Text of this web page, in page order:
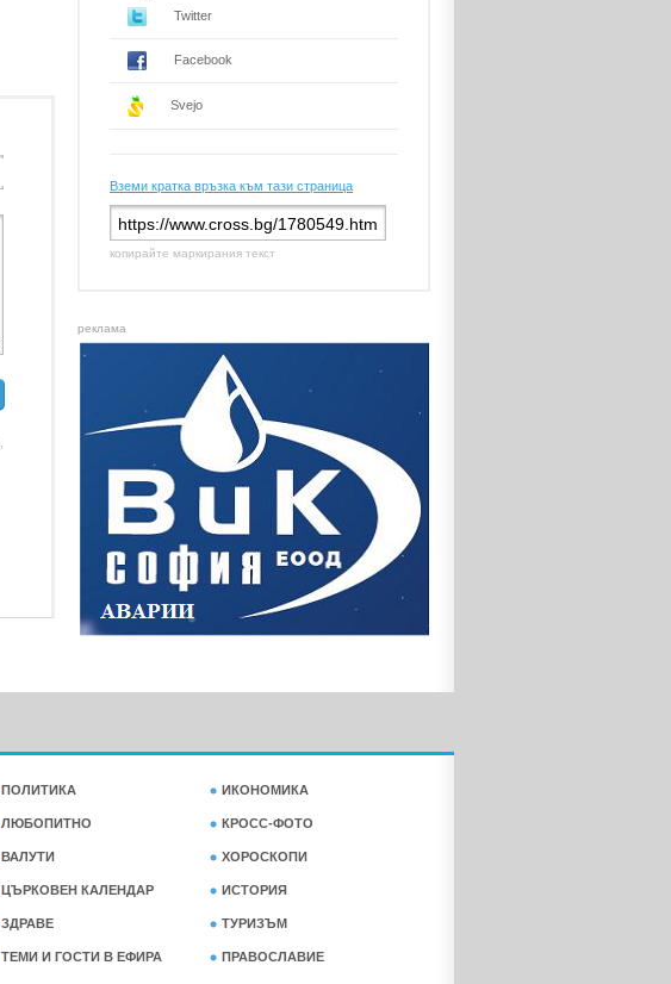
Twitter
Facebook
Svejo
Вземи кратка връзка към тази страница
копирайте маркирания текст
реклама
ПОЛИТИКА ИКОНОМИКА
ЛЮБОПИТНО КРОСС-ФОТО
ВАЛУТИ ХОРОСКОПИ
ЦЪРКОВЕН КАЛЕНДАР ИСТОРИЯ
ЗДРАВЕ ТУРИЗЪМ
ТЕМИ И ГОСТИ В ЕФИРА ПРАВОСЛАВИЕ